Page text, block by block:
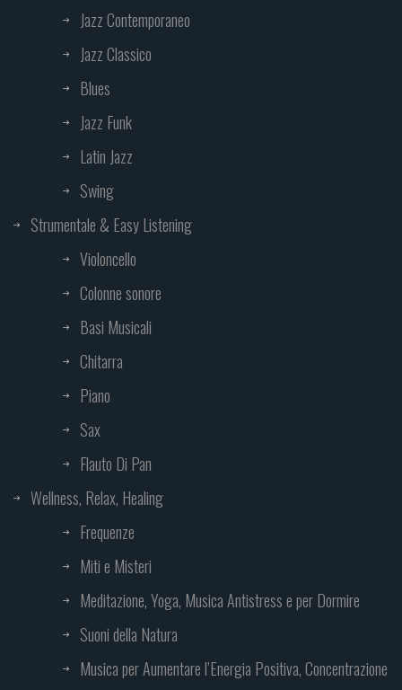
Jazz Contemporaneo
Jazz Classico
Blues
Jazz Funk
Latin Jazz
Swing
Strumentale & Easy Listening
Violoncello
Colonne sonore
Basi Musicali
Chitarra
Piano
Sax
Flauto Di Pan
Wellness, Relax, Healing
Frequenze
Miti e Misteri
Meditazione, Yoga, Musica Antistress e per Dormire
Suoni della Natura
Musica per Aumentare l’Energia Positiva, Concentrazione